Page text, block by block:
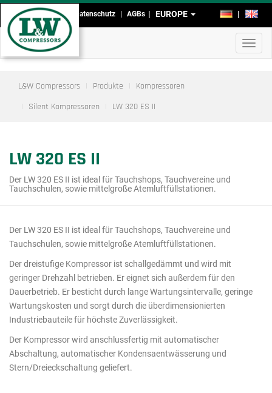
Direkt
zum
Inhalt
DE EN
EUROPE
Kopf-
und
Fußmenü
Impressum Datenschutz AGBs
L&W Compressors Produkte
Kompressoren
Silent Kompressoren
LW 320 ES II
LW 320 ES II
Der LW 320 ES II ist ideal für Tauchshops, Tauchvereine und
Tauchschulen, sowie mittelgroße Atemluftfüllstationen.
Hauptmenü
Ausschnitt
Produkte
Der LW 320 ES II ist ideal für Tauchshops, Tauchvereine und
Tauchschulen, sowie mittelgroße Atemluftfüllstationen.
Der dreistufige Kompressor ist schallgedämmt und wird mit
geringer Drehzahl betrieben. Er eignet sich außerdem für den
Dauerbetrieb. Er besticht durch lange Wartungsintervalle, geringe
Wartungskosten und sorgt durch die überdimensionierten
Industriebauteile für höchste Zuverlässigkeit.
Der Kompressor wird anschlussfertig mit automatischer
Abschaltung, automatischer Kondensaentwässerung und
Stern/Dreieckschaltung geliefert.